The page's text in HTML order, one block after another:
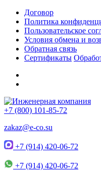
Договор
Политика
Пользовательское
Условия обмена и
Обратная связь
Сертификаты
+7 (800) 101-85-72
zakaz@e-co.su
+7 (914) 420-06-72
+7 (914) 420-06-72